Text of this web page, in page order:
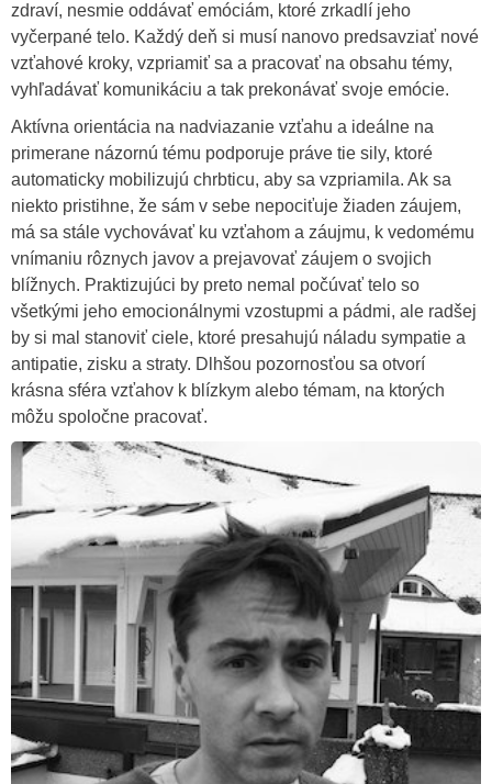
zdraví, nesmie oddávať emóciám, ktoré zrkadlí jeho
vyčerpané telo. Každý deň si musí nanovo predsavziať nové
vzťahové kroky, vzpriamiť sa a pracovať na obsahu témy,
vyhľadávať komunikáciu a tak prekonávať svoje emócie.
Aktívna orientácia na nadviazanie vzťahu a ideálne na
primerane názornú tému podporuje práve tie sily, ktoré
automaticky mobilizujú chrbticu, aby sa vzpriamila. Ak sa
niekto pristihne, že sám v sebe nepociťuje žiaden záujem,
má sa stále vychovávať ku vzťahom a záujmu, k vedomému
vnímaniu rôznych javov a prejavovať záujem o svojich
blížnych. Praktizujúci by preto nemal počúvať telo so
všetkými jeho emocionálnymi vzostupmi a pádmi, ale radšej
by si mal stanoviť ciele, ktoré presahujú náladu sympatie a
antipatie, zisku a straty. Dlhšou pozornosťou sa otvorí
krásna sféra vzťahov k blízkym alebo témam, na ktorých
môžu spoločne pracovať.